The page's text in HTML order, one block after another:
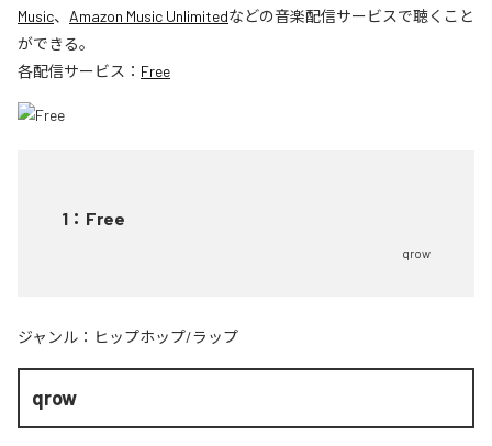
Music、 Amazon Music Unlimitedなどの音楽配信サービスで聴くこと
ができる。
各配信サービス： Free
1 ： Free
qrow
ジャンル： ヒップホップ/ラップ
qrow